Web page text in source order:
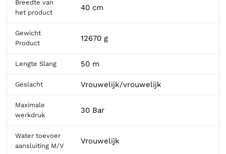
Breedte van
het product
40 cm
Gewicht
Product
12670 g
Lengte Slang 50 m
Geslacht Vrouwelijk/vrouwelijk
Maximale
werkdruk
30 Bar
Water toevoer
aansluiting M/V
Vrouwelijk